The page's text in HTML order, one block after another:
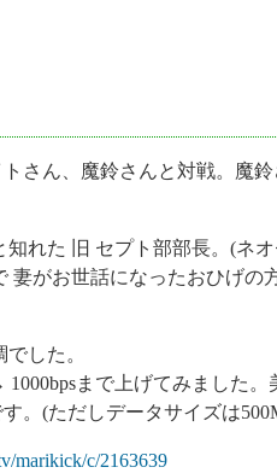
さん、魔鈴さんと対戦。魔
知れた 旧 セプト部部長。(ネ
妻がお世話になったおひげの
した。
まで上げてみました
す。(ただしデータサイズは
marikick/c/2163639